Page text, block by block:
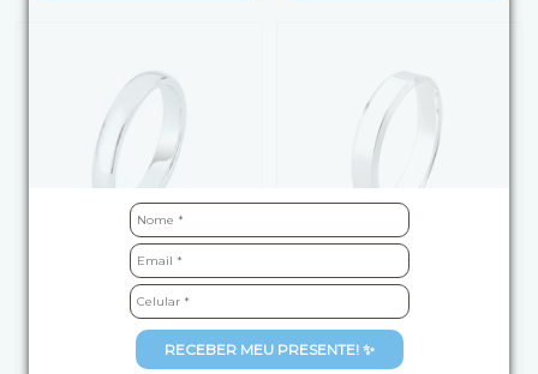
RECEBER MEU PRESENTE! ✨
Aliança de Prata Aro
Liso 3mm
Aliança de Namoro em
Prata 950 Chanfrada